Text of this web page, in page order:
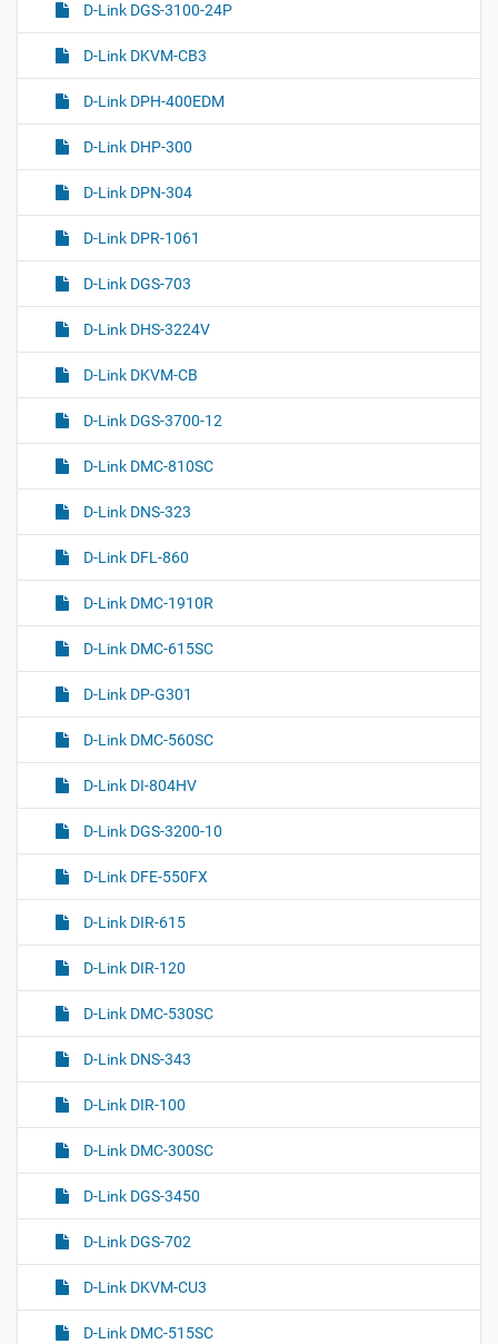
D-Link DGS-3100-24P
D-Link DKVM-CB3
D-Link DPH-400EDM
D-Link DHP-300
D-Link DPN-304
D-Link DPR-1061
D-Link DGS-703
D-Link DHS-3224V
D-Link DKVM-CB
D-Link DGS-3700-12
D-Link DMC-810SC
D-Link DNS-323
D-Link DFL-860
D-Link DMC-1910R
D-Link DMC-615SC
D-Link DP-G301
D-Link DMC-560SC
D-Link DI-804HV
D-Link DGS-3200-10
D-Link DFE-550FX
D-Link DIR-615
D-Link DIR-120
D-Link DMC-530SC
D-Link DNS-343
D-Link DIR-100
D-Link DMC-300SC
D-Link DGS-3450
D-Link DGS-702
D-Link DKVM-CU3
D-Link DMC-515SC